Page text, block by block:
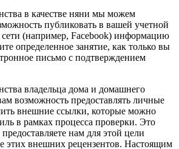
в качестве няни мы можем
публиковать в вашей учетной
сети (например, Facebook) информацию
определенное занятие, как только вы
письмо с подтверждением
владельца дома и домашнего
возможность предоставлять личные
внешние ссылки, которые можно
в рамках процесса проверки. Это
нам для этой цели
этих внешних рецензентов. Настоящим